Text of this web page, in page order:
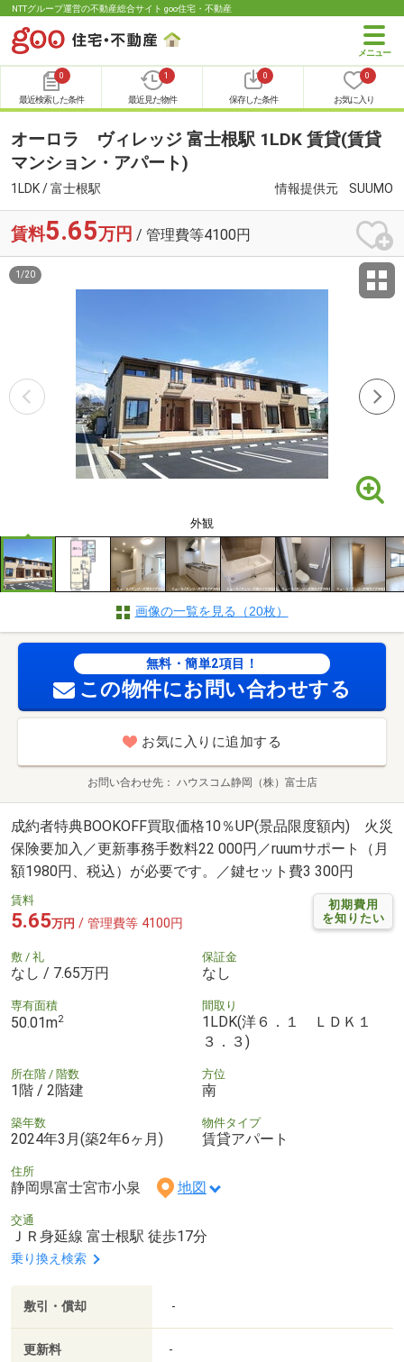
NTTグループ運営の不動産総合サイト goo住宅・不動産
0
最近検索した条件
1
最近見た物件
0
保存した条件
0
お気に入り
オーロラ ヴィレッジ 富士根駅 1LDK 賃貸(賃貸
マンション・アパート)
1LDK / 富士根駅 情報提供元 SUUMO
賃料5.65万円 / 管理費等4100円
外観
1 /20
画像の一覧を見る（20枚）
無料・簡単2項目！
この物件にお問い合わせする
お気に入りに追加する
お問い合わせ先 ハウスコム静岡（株）富士店
成約者特典BOOKOFF買取価格10％UP(景品限度額内) 火災
保険要加入／更新事務手数料22 000円／ruumサポート（月
額1980円、税込）が必要です。／鍵セット費3 300円
初期費用
を知りたい
賃料
5.65万円 / 管理費等 4100円
敷 / 礼
なし / 7.65万円
保証金
なし
専有面積
50.01m2
間取り
1LDK(洋６．１ ＬＤＫ１
３．３)
所在階 / 階数
1階 / 2階建
方位
南
築年数
2024年3月(築2年6ヶ月)
物件タイプ
賃貸アパート
住所
静岡県富士宮市小泉 地図
交通
ＪＲ身延線 富士根駅 徒歩17分
乗り換え検索
敷引・償却 -
更新料 -